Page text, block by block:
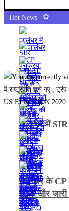
Hot News
जालंधर में SIR
जालंधर के CP
बैठक और
US ELECTION 2020: